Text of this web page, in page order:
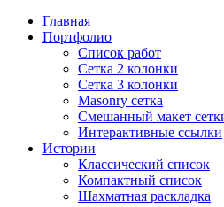
Главная
Портфолио
Список работ
Сетка 2 колонки
Сетка 3 колонки
Masonry сетка
Смешанный макет
Интерактивные ссылки
Истории
Классический список
Компактный список
Шахматная раскладка